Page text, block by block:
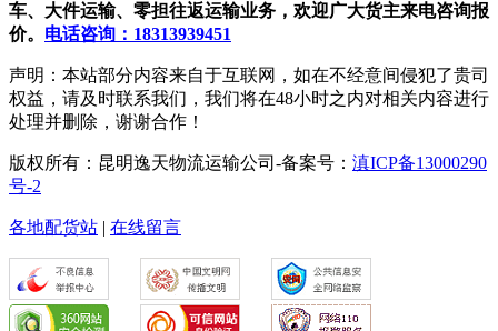
车、大件运输、零担往返运输业务，欢迎广大货主来电咨询报
价。 电话咨询：18313939451
声明：本站部分内容来自于互联网，如在不经意间侵犯了贵司
权益，请及时联系我们，我们将在48小时之内对相关内容进行
处理并删除，谢谢合作！
版权所有：昆明逸天物流运输公司-备案号： 滇ICP备13000290
号-2
各地配货站 | 在线留言